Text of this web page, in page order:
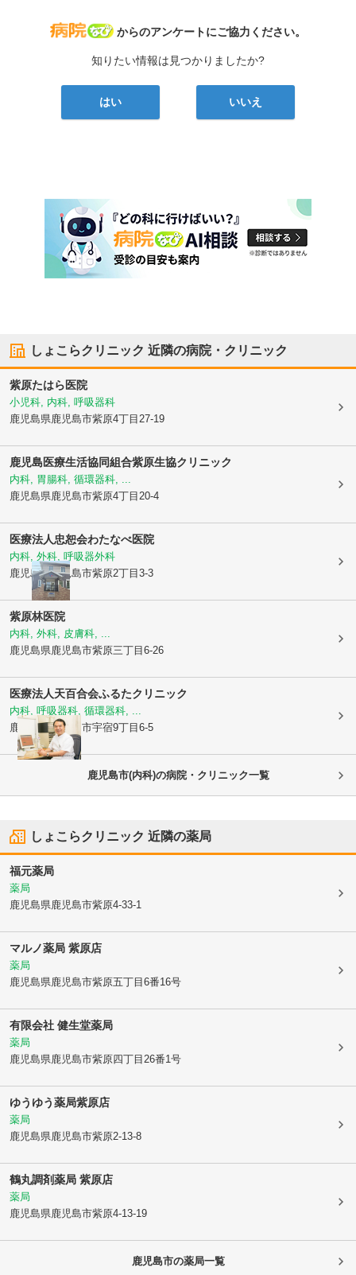
病院なび
からのアンケートにご協力ください。
知りたい情報は見つかりましたか?
はい いいえ
しょこらクリニック 近隣の病院・クリニック
紫原たはら医院
小児科, 内科, 呼吸器科
鹿児島県鹿児島市紫原4丁目27-19
鹿児島医療生活協同組合紫原生協クリニック
内科, 胃腸科, 循環器科, ...
鹿児島県鹿児島市紫原4丁目20-4
医療法人忠恕会わたなべ医院
内科, 外科, 呼吸器外科
鹿児島県鹿児島市紫原2丁目3-3
紫原林医院
内科, 外科, 皮膚科, ...
鹿児島県鹿児島市紫原三丁目6-26
医療法人天百合会ふるたクリニック
内科, 呼吸器科, 循環器科, ...
鹿児島県鹿児島市宇宿9丁目6-5
鹿児島市(内科)の病院・クリニック一覧
しょこらクリニック 近隣の薬局
福元薬局
薬局
鹿児島県鹿児島市紫原4-33-1
マルノ薬局 紫原店
薬局
鹿児島県鹿児島市紫原五丁目6番16号
有限会社 健生堂薬局
薬局
鹿児島県鹿児島市紫原四丁目26番1号
ゆうゆう薬局紫原店
薬局
鹿児島県鹿児島市紫原2-13-8
鶴丸調剤薬局 紫原店
薬局
鹿児島県鹿児島市紫原4-13-19
鹿児島市の薬局一覧